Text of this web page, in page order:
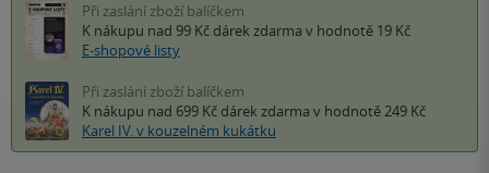
Při zaslání zboží balíčkem
K nákupu nad 99 Kč dárek zdarma v hodnotě 19 Kč
E-shopové listy
Při zaslání zboží balíčkem
K nákupu nad 699 Kč dárek zdarma v hodnotě 249 Kč
Karel IV. v kouzelném kukátku